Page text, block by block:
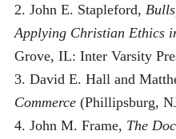
2. John E. Stapleford,
Applying Christian Ethics
Grove, IL: Inter Varsity
3. David E. Hall and
Commerce(Phillipsburg,
4. John M. Frame, The